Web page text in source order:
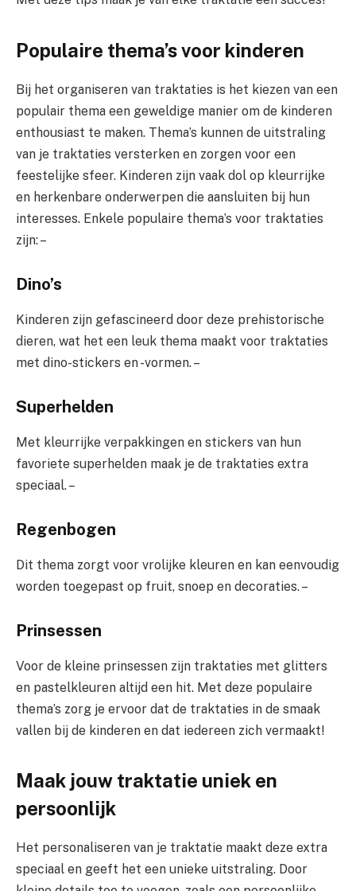
Populaire thema’s voor kinderen
Bij het organiseren van traktaties is het kiezen van een
populair thema een geweldige manier om de kinderen
enthousiast te maken. Thema’s kunnen de uitstraling
van je traktaties versterken en zorgen voor een
feestelijke sfeer. Kinderen zijn vaak dol op kleurrijke
en herkenbare onderwerpen die aansluiten bij hun
interesses. Enkele populaire thema’s voor traktaties
zijn: –
Dino’s
Kinderen zijn gefascineerd door deze prehistorische
dieren, wat het een leuk thema maakt voor traktaties
met dino-stickers en -vormen. –
Superhelden
Met kleurrijke verpakkingen en stickers van hun
favoriete superhelden maak je de traktaties extra
speciaal. –
Regenbogen
Dit thema zorgt voor vrolijke kleuren en kan eenvoudig
worden toegepast op fruit, snoep en decoraties. –
Prinsessen
Voor de kleine prinsessen zijn traktaties met glitters
en pastelkleuren altijd een hit. Met deze populaire
thema’s zorg je ervoor dat de traktaties in de smaak
vallen bij de kinderen en dat iedereen zich vermaakt!
Maak jouw traktatie uniek en
persoonlijk
Het personaliseren van je traktatie maakt deze extra
speciaal en geeft het een unieke uitstraling. Door